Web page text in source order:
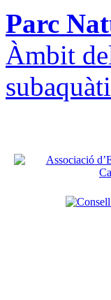
Parc
Àmbit